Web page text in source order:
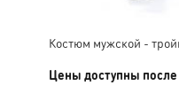
Костюм мужской -
Цены доступны после